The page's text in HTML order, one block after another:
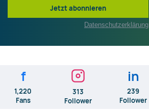
Jetzt abonnieren
Datenschutzerklärung
f
1,220
Fans
313
Follower
in
239
Follower